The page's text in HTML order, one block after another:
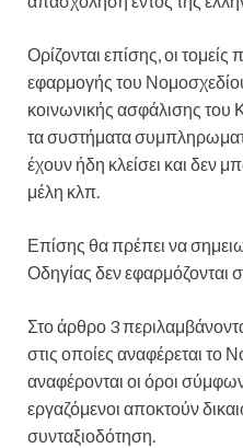
Ορίζονται επίσης, οι
εφαρμογής του
κοινωνικής ασφάλισης
τα συστήματα
έχουν ήδη κλείσει και δεν
μέλη κλπ.
Επίσης θα πρέπει να
Οδηγίας δεν εφαρμόζονται
Στο άρθρο 3
στις οποίες αναφέρεται το
αναφέρονται οι όροι
εργαζόμενοι αποκτούν
συνταξιοδότηση.